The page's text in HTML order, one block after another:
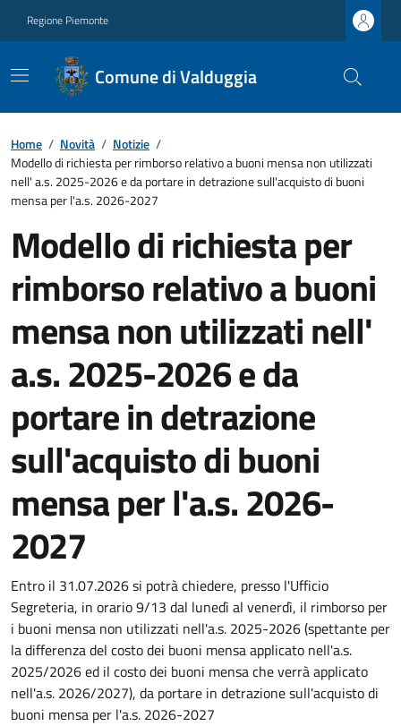
Regione Piemonte
Comune di Valduggia
Home / Novità / Notizie /
Modello di richiesta per rimborso relativo a buoni mensa non utilizzati
nell' a.s. 2025-2026 e da portare in detrazione sull'acquisto di buoni
mensa per l'a.s. 2026-2027
Modello di richiesta per
rimborso relativo a buoni
mensa non utilizzati nell'
a.s. 2025-2026 e da
portare in detrazione
sull'acquisto di buoni
mensa per l'a.s. 2026-
2027
Entro il 31.07.2026 si potrà chiedere, presso l'Ufficio
Segreteria, in orario 9/13 dal lunedì al venerdì, il rimborso per
i buoni mensa non utilizzati nell'a.s. 2025-2026 (spettante per
la differenza del costo dei buoni mensa applicato nell'a.s.
2025/2026 ed il costo dei buoni mensa che verrà applicato
nell'a.s. 2026/2027), da portare in detrazione sull'acquisto di
buoni mensa per l'a.s. 2026-2027